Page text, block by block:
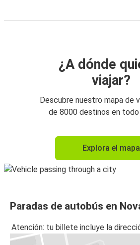
¿A dónde
viajar?
Descubre nuestro mapa de
de 8000 destinos en todo
Explora el mapa
Paradas de autobús en
Atención: tu billete incluye la